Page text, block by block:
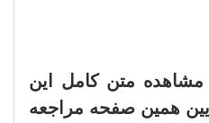
مشاهده متن کامل این
همین صفحه مراجعه